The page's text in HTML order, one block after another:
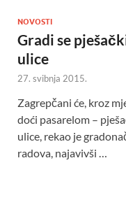
NOVOSTI
Gradi se
ulice
27. svibnja 2015.
Zagrepčani će, kroz
doći pasarelom –
ulice, rekao je
radova, najavivši …